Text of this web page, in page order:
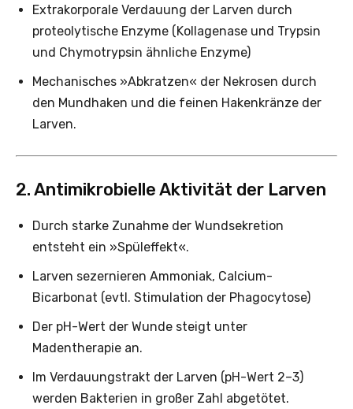
Extrakorporale Verdauung der Larven durch
proteolytische Enzyme (Kollagenase und Trypsin
und Chymotrypsin ähnliche Enzyme)
Mechanisches »Abkratzen« der Nekrosen durch
den Mundhaken und die feinen Hakenkränze der
Larven.
2. Antimikrobielle Aktivität der Larven
Durch starke Zunahme der Wundsekretion
entsteht ein »Spüleffekt«.
Larven sezernieren Ammoniak, Calcium-
Bicarbonat (evtl. Stimulation der Phagocytose)
Der pH-Wert der Wunde steigt unter
Madentherapie an.
Im Verdauungstrakt der Larven (pH-Wert 2–3)
werden Bakterien in großer Zahl abgetötet.